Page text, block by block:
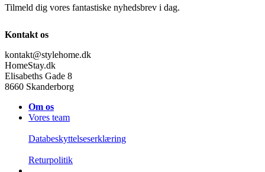
Tilmeld dig vores fantastiske nyhedsbrev i dag.
Kontakt os
kontakt@stylehome.dk
HomeStay.dk
Elisabeths Gade 8
8660 Skanderborg
Om os
Vores team
Databeskyttelseserklæring
Returpolitik